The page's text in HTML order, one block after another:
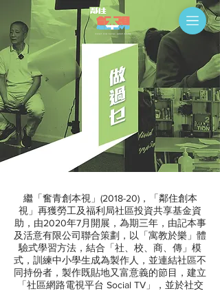
繼「奮青創本視」(2018-20)，「鄰住創本
視」再獲勞工及福利局社區投資共享基金資
助，由2020年7月開展，為期三年，由記本事
及活意有限公司聯合策劃，以「寓教於樂」體
驗式學習方法，結合「社、校、商、傳」模
式，訓練中小學生成為製作人，並連結社區不
同持份者，製作既貼地又富意義的節目，建立
「社區網路電視平台 Social TV」，並於社交